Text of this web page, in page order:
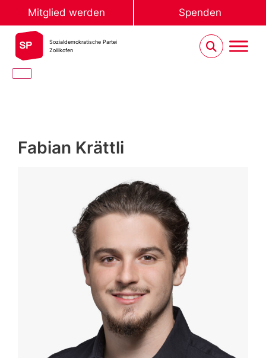
Mitglied werden Spenden
Sozialdemokratische Partei
Zollikofen
Fabian Krättli